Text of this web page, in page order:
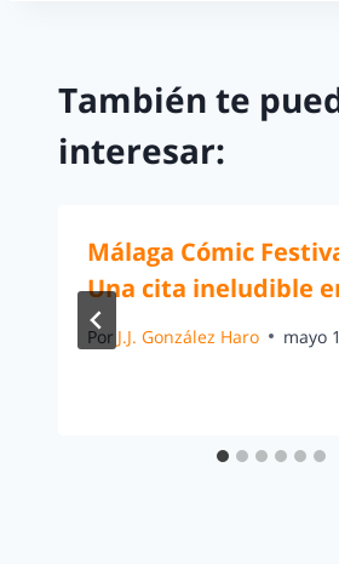
También te
interesar:
Málaga Cómic
Una cita ineludible
Por J.J. González Haro mayo